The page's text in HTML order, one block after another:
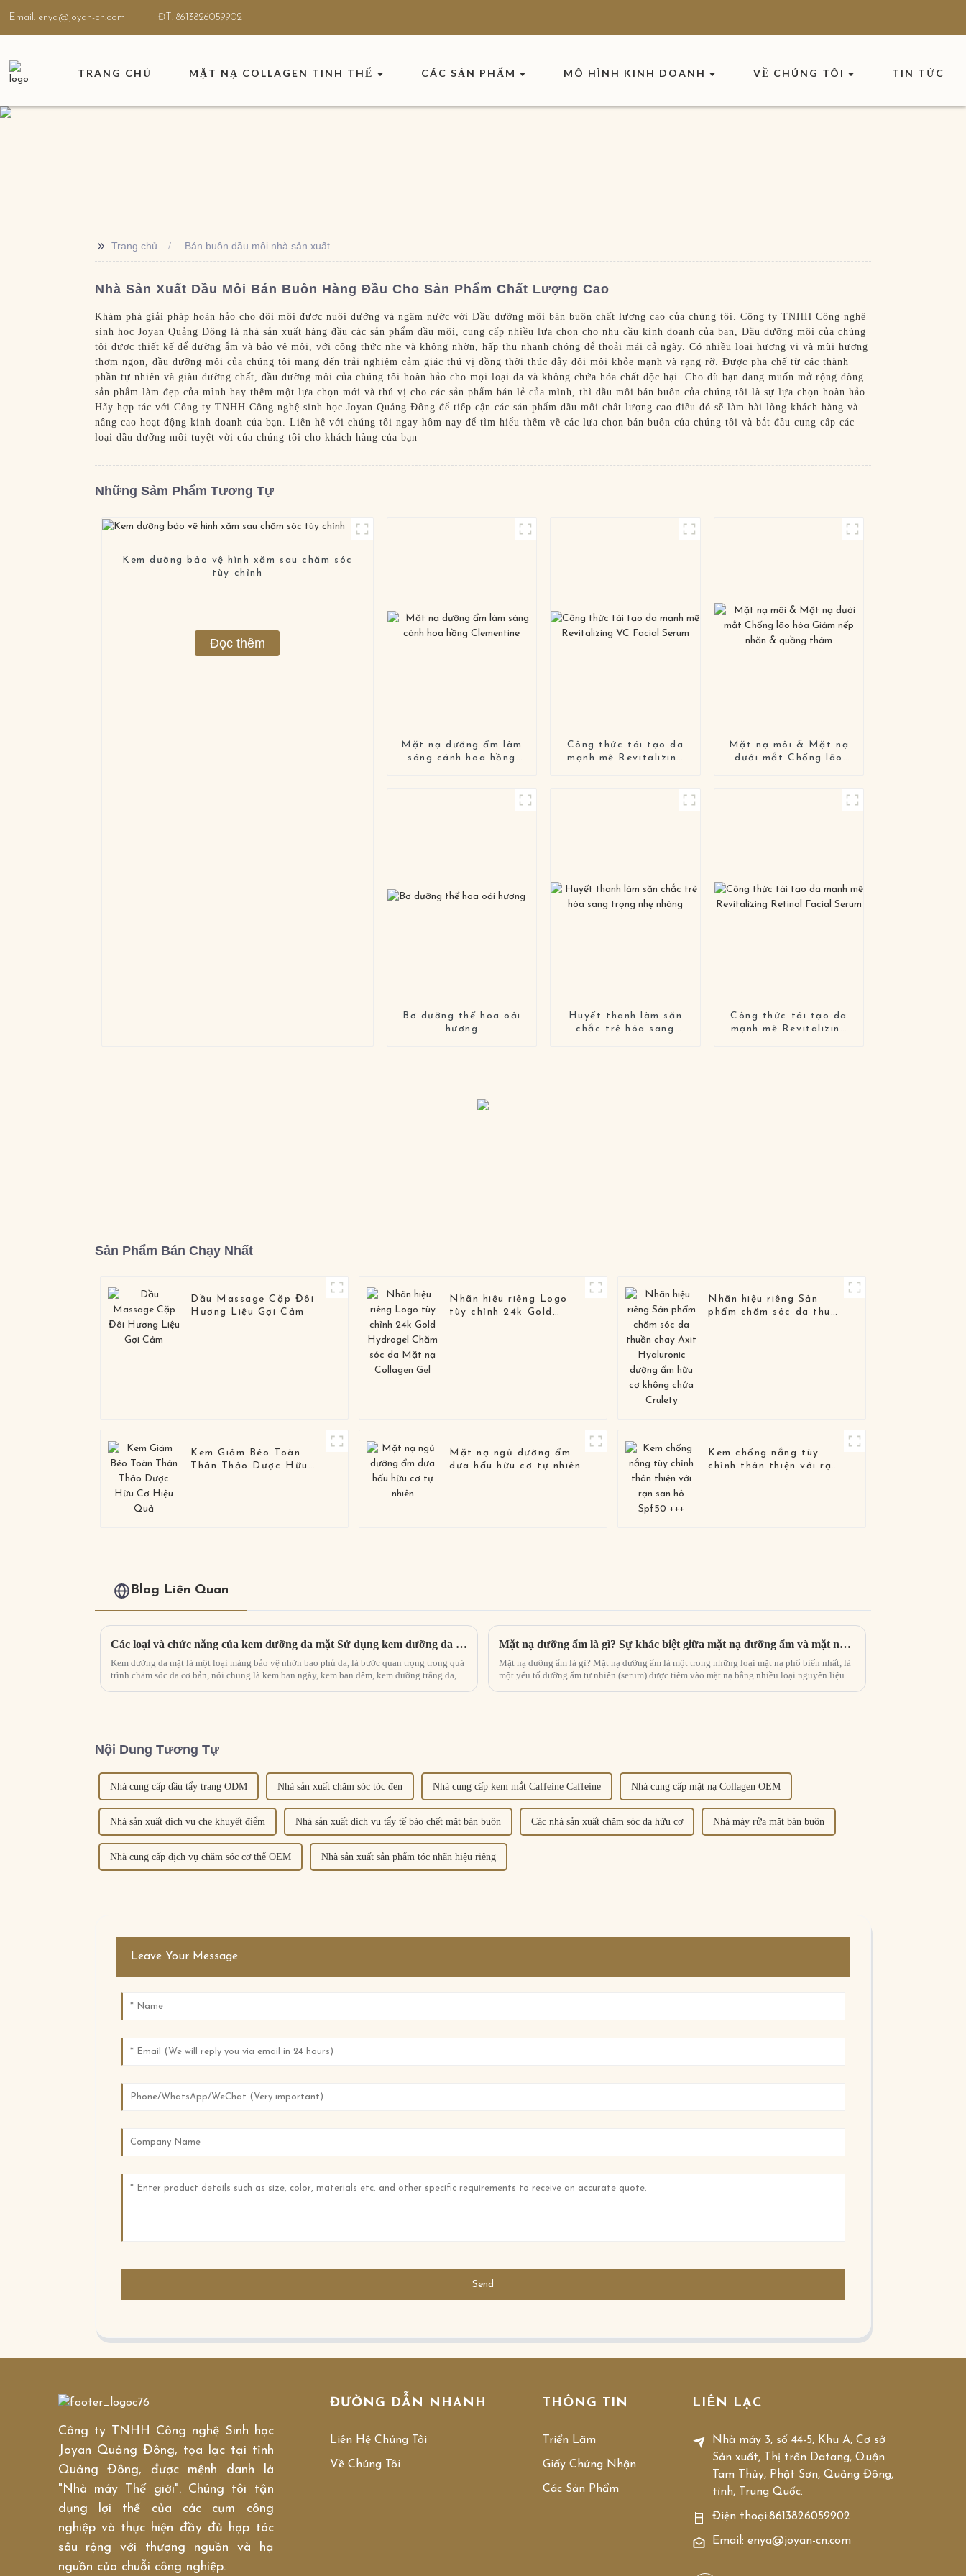
Email: enya@joyan-cn.com ĐT: 8613826059902
TRANG CHỦ MẶT NẠ COLLAGEN TINH THỂ CÁC SẢN PHẨM MÔ HÌNH KINH DOANH VỀ CHÚNG TÔI TIN TỨC
>> Trang chủ Bán buôn dầu môi nhà sản xuất
Nhà Sản Xuất Dầu Môi Bán Buôn Hàng Đầu Cho Sản Phẩm Chất Lượng Cao
Khám phá giải pháp hoàn hảo cho đôi môi được nuôi dưỡng và ngậm nước với Dầu dưỡng môi bán buôn chất lượng cao của chúng tôi. Công ty TNHH Công nghệ
sinh học Joyan Quảng Đông là nhà sản xuất hàng đầu các sản phẩm dầu môi, cung cấp nhiều lựa chọn cho nhu cầu kinh doanh của bạn, Dầu dưỡng môi của chúng
tôi được thiết kế để dưỡng ẩm và bảo vệ môi, với công thức nhẹ và không nhờn, hấp thụ nhanh chóng để thoải mái cả ngày. Có nhiều loại hương vị và mùi hương
thơm ngon, dầu dưỡng môi của chúng tôi mang đến trải nghiệm cảm giác thú vị đồng thời thúc đẩy đôi môi khỏe mạnh và rạng rỡ. Được pha chế từ các thành
phần tự nhiên và giàu dưỡng chất, dầu dưỡng môi của chúng tôi hoàn hảo cho mọi loại da và không chứa hóa chất độc hại. Cho dù bạn đang muốn mở rộng dòng
sản phẩm làm đẹp của mình hay thêm một lựa chọn mới và thú vị cho các sản phẩm bán lẻ của mình, thì dầu môi bán buôn của chúng tôi là sự lựa chọn hoàn hảo.
Hãy hợp tác với Công ty TNHH Công nghệ sinh học Joyan Quảng Đông để tiếp cận các sản phẩm dầu môi chất lượng cao điều đó sẽ làm hài lòng khách hàng và
nâng cao hoạt động kinh doanh của bạn. Liên hệ với chúng tôi ngay hôm nay để tìm hiểu thêm về các lựa chọn bán buôn của chúng tôi và bắt đầu cung cấp các
loại dầu dưỡng môi tuyệt vời của chúng tôi cho khách hàng của bạn
Những Sảm Phẩm Tương Tự
Kem dưỡng bảo vệ hình xăm sau chăm sóc
tùy chỉnh
Đọc thêm
Mặt nạ dưỡng ẩm làm
sáng cánh hoa hồng
Công thức tái tạo da
mạnh mẽ Revitalizing
Mặt nạ môi & Mặt nạ
dưới mắt Chống lão
Bơ dưỡng thể hoa oải
hương
Huyết thanh làm săn
chắc trẻ hóa sang
Công thức tái tạo da
mạnh mẽ Revitalizing
Sản Phẩm Bán Chạy Nhất
Dầu Massage Cặp Đôi
Hương Liệu Gợi Cảm
Nhãn hiệu riêng Logo
tùy chỉnh 24k Gold
Nhãn hiệu riêng Sản
phẩm chăm sóc da thuần
Kem Giảm Béo Toàn
Thân Thảo Dược Hữu
Mặt nạ ngủ dưỡng ẩm
dưa hấu hữu cơ tự nhiên
Kem chống nắng tùy
chỉnh thân thiện với rạn
Blog Liên Quan
Các loại và chức năng của kem dưỡng da mặt Sử dụng kem dưỡng da mặt đúng cách
Kem dưỡng da mặt là một loại màng bảo vệ nhờn bao phủ da, là bước quan trọng trong quá
trình chăm sóc da cơ bản, nói chung là kem ban ngày, kem ban đêm, kem dưỡng trắng da,
Mặt nạ dưỡng ẩm là gì? Sự khác biệt giữa mặt nạ dưỡng ẩm và mặt nạ dưỡng ẩm
Mặt nạ dưỡng ẩm là gì? Mặt nạ dưỡng ẩm là một trong những loại mặt nạ phổ biến nhất, là
một yếu tố dưỡng ẩm tự nhiên (serum) được tiêm vào mặt nạ bằng nhiều loại nguyên liệu
Nội Dung Tương Tự
Nhà cung cấp dầu tẩy trang ODM Nhà sản xuất chăm sóc tóc đen Nhà cung cấp kem mắt Caffeine Caffeine Nhà cung cấp mặt nạ Collagen OEM
Nhà sản xuất dịch vụ che khuyết điểm Nhà sản xuất dịch vụ tẩy tế bào chết mặt bán buôn Các nhà sản xuất chăm sóc da hữu cơ Nhà máy rửa mặt bán buôn
Nhà cung cấp dịch vụ chăm sóc cơ thể OEM Nhà sản xuất sản phẩm tóc nhãn hiệu riêng
Leave Your Message
Send
Công ty TNHH Công nghệ Sinh học
Joyan Quảng Đông, tọa lạc tại tỉnh
Quảng Đông, được mệnh danh là
"Nhà máy Thế giới". Chúng tôi tận
dụng lợi thế của các cụm công
nghiệp và thực hiện đầy đủ hợp tác
sâu rộng với thượng nguồn và hạ
nguồn của chuỗi công nghiệp.
ĐƯỜNG DẪN NHANH
Liên Hệ Chúng Tôi
Về Chúng Tôi
THÔNG TIN
Triển Lãm
Giấy Chứng Nhận
Các Sản Phẩm
LIÊN LẠC
Nhà máy 3, số 44-5, Khu A, Cơ sở
Sản xuất, Thị trấn Datang, Quận
Tam Thủy, Phật Sơn, Quảng Đông,
tỉnh, Trung Quốc.
Điện thoại:8613826059902
Email: enya@joyan-cn.com